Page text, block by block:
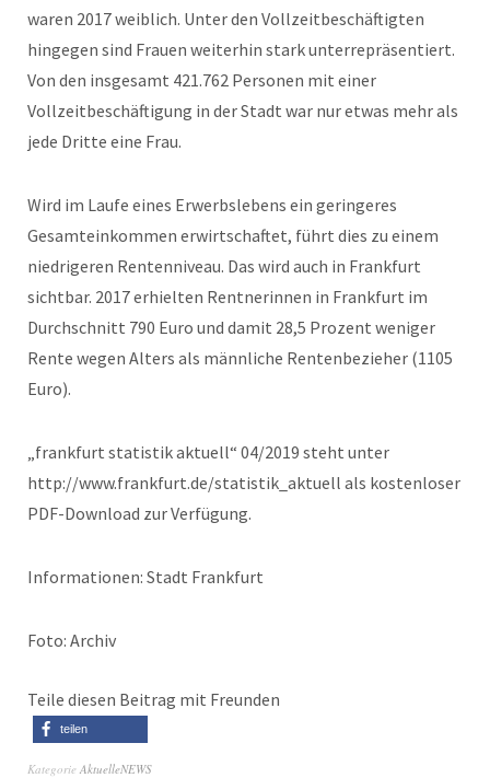
waren 2017 weiblich. Unter den Vollzeitbeschäftigten
hingegen sind Frauen weiterhin stark unterrepräsentiert.
Von den insgesamt 421.762 Personen mit einer
Vollzeitbeschäftigung in der Stadt war nur etwas mehr als
jede Dritte eine Frau.
Wird im Laufe eines Erwerbslebens ein geringeres
Gesamteinkommen erwirtschaftet, führt dies zu einem
niedrigeren Rentenniveau. Das wird auch in Frankfurt
sichtbar. 2017 erhielten Rentnerinnen in Frankfurt im
Durchschnitt 790 Euro und damit 28,5 Prozent weniger
Rente wegen Alters als männliche Rentenbezieher (1105
Euro).
„frankfurt statistik aktuell“ 04/2019 steht unter
http://www.frankfurt.de/statistik_aktuell als kostenloser
PDF-Download zur Verfügung.
Informationen: Stadt Frankfurt
Foto: Archiv
Teile diesen Beitrag mit Freunden
teilen
Kategorie AktuelleNEWS